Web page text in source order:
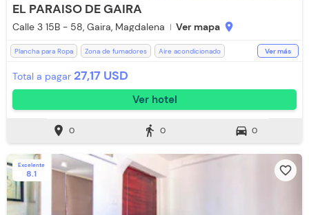
EL PARAISO DE GAIRA
Calle 3 15B - 58, Gaira, Magdalena Ver mapa location_on
Plancha para Ropa Zona de fumadores
Aire acondicionado
Ver más
Total a pagar 27,17 USD
Ver hotel
location_on 0 directions_walk 0 directions_car 0
Excelente
8.1 favorite_border